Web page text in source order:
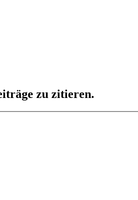
zu zitieren.